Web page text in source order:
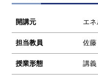
開講元 エ
担当教員 佐藤
授業形態 講義